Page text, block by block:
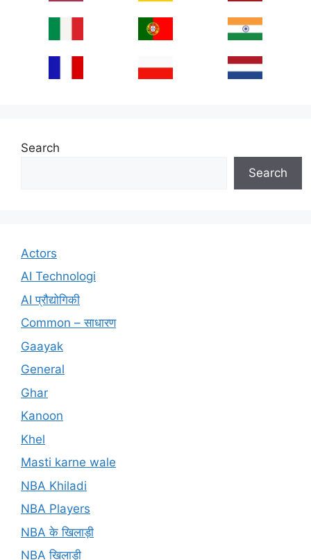
Search
Search
Actors
AI Technologi
AI प्रौद्योगिकी
Common – साधारण
Gaayak
General
Ghar
Kanoon
Khel
Masti karne wale
NBA Khiladi
NBA Players
NBA के खिलाड़ी
NBA खिलाड़ी